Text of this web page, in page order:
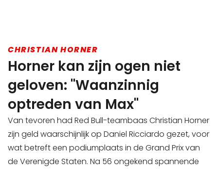
CHRISTIAN HORNER
Horner kan zijn ogen niet
geloven: "Waanzinnig
optreden van Max"
Van tevoren had Red Bull-teambaas Christian Horner
zijn geld waarschijnlijk op Daniel Ricciardo gezet, voor
wat betreft een podiumplaats in de Grand Prix van
de Verenigde Staten. Na 56 ongekend spannende